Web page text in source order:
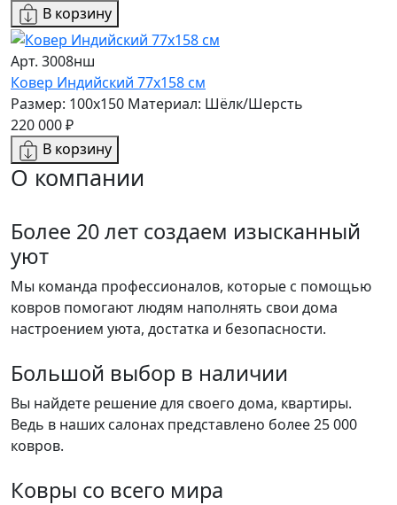
В корзину
Арт. 3008нш
Ковер Индийский 77x158 см
Размер: 100x150 Материал: Шёлк/Шерсть
220 000 ₽
В корзину
О компании
Более 20 лет создаем изысканный
уют
Мы команда профессионалов, которые с помощью
ковров помогают людям наполнять свои дома
настроением уюта, достатка и безопасности.
Большой выбор в наличии
Вы найдете решение для своего дома, квартиры.
Ведь в наших салонах представлено более 25 000
ковров.
Ковры со всего мира